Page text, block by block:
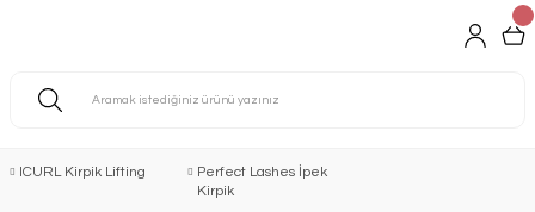
ICURL Kirpik Lifting
Perfect Lashes İpek
Kirpik